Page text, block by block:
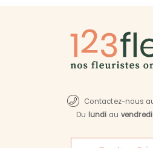
Contactez-nous
Du lundi au